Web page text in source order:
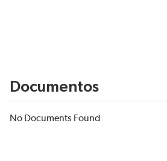
Documentos
No Documents Found